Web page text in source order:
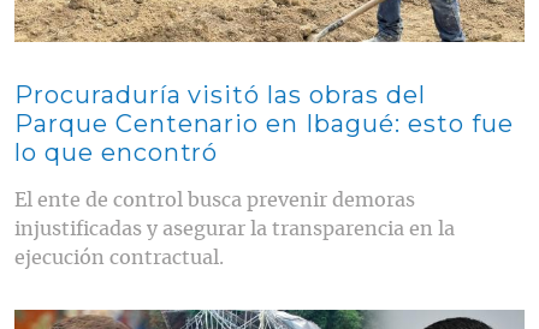
Procuraduría visitó las obras del
Parque Centenario en Ibagué: esto fue
lo que encontró
El ente de control busca prevenir demoras
injustificadas y asegurar la transparencia en la
ejecución contractual.
Contenido multimedia principal